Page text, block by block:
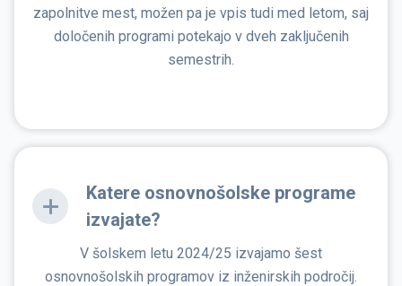
zapolnitve mest, možen pa je vpis tudi med letom, saj
določenih programi potekajo v dveh zaključenih
semestrih.
Katere osnovnošolske programe
izvajate?
V šolskem letu 2024/25 izvajamo šest
osnovnošolskih programov iz inženirskih področij.